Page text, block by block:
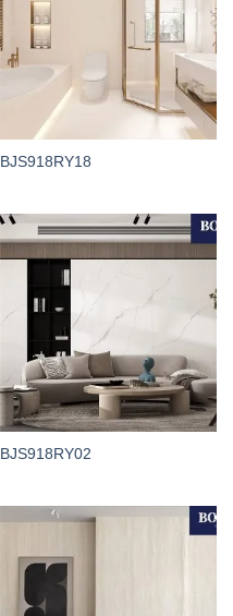
BJS918RY18
BJS918RY02